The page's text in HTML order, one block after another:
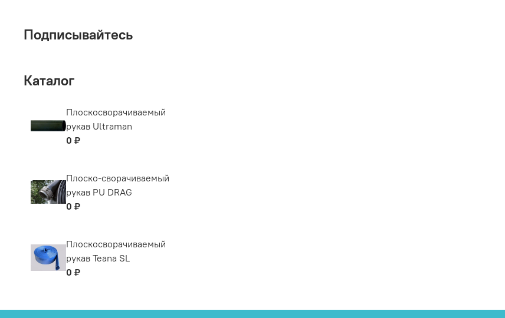
Подписывайтесь
Каталог
Плоскосворачиваемый
рукав Ultraman
0 ₽
Плоско-сворачиваемый
рукав PU DRAG
0 ₽
Плоскосворачиваемый
рукав Teana SL
0 ₽